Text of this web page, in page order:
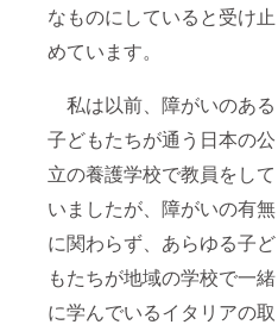
なものにしていると受け止
めています。
私は以前、障がいのある
子どもたちが通う日本の公
立の養護学校で教員をして
いましたが、障がいの有無
に関わらず、あらゆる子ど
もたちが地域の学校で一緒
に学んでいるイタリアの取